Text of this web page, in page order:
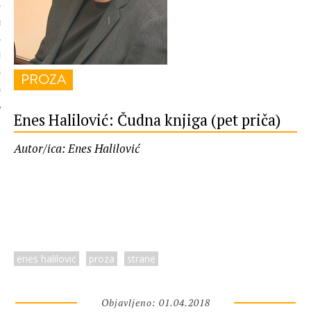
PROZA
Enes Halilović: Čudna knjiga (pet priča)
Autor/ica: Enes Halilović
enes halilovic proza strane
Objavljeno: 01.04.2018